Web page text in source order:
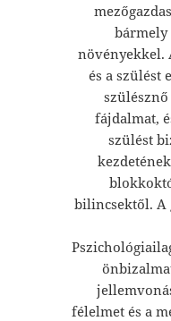
bármely
növényekkel.
és a szülést
fájdalmat,
szülést
bilincsektől. A
félelmet és a